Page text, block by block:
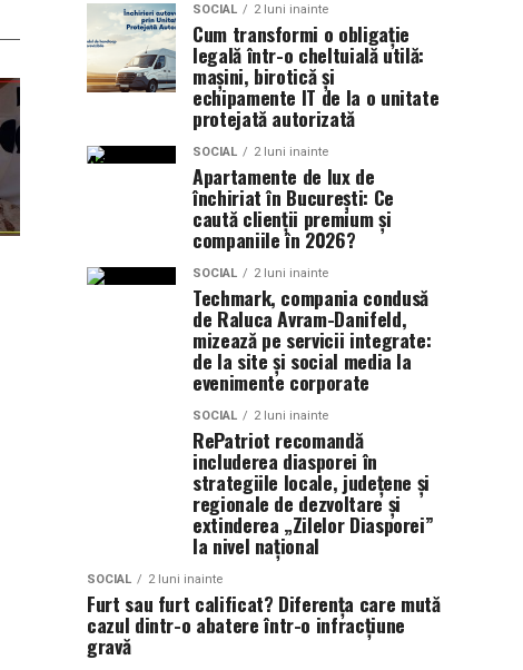
SOCIAL 2 luni inainte
Cum transformi o obligație
legală într-o cheltuială utilă:
mașini, birotică și
echipamente IT de la o unitate
protejată autorizată
SOCIAL 2 luni inainte
Apartamente de lux de
închiriat în București: Ce
caută clienții premium și
companiile în 2026?
SOCIAL 2 luni inainte
Techmark, compania condusă
de Raluca Avram-Danifeld,
mizează pe servicii integrate:
de la site și social media la
evenimente corporate
SOCIAL 2 luni inainte
RePatriot recomandă
includerea diasporei în
strategiile locale, județene și
regionale de dezvoltare și
extinderea „Zilelor Diasporei”
la nivel național
SOCIAL 2 luni inainte
Furt sau furt calificat? Diferența care mută
cazul dintr-o abatere într-o infracțiune
gravă